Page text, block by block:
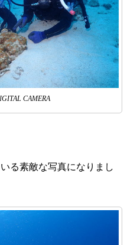
CAMERA
る素敵な写真になりまし